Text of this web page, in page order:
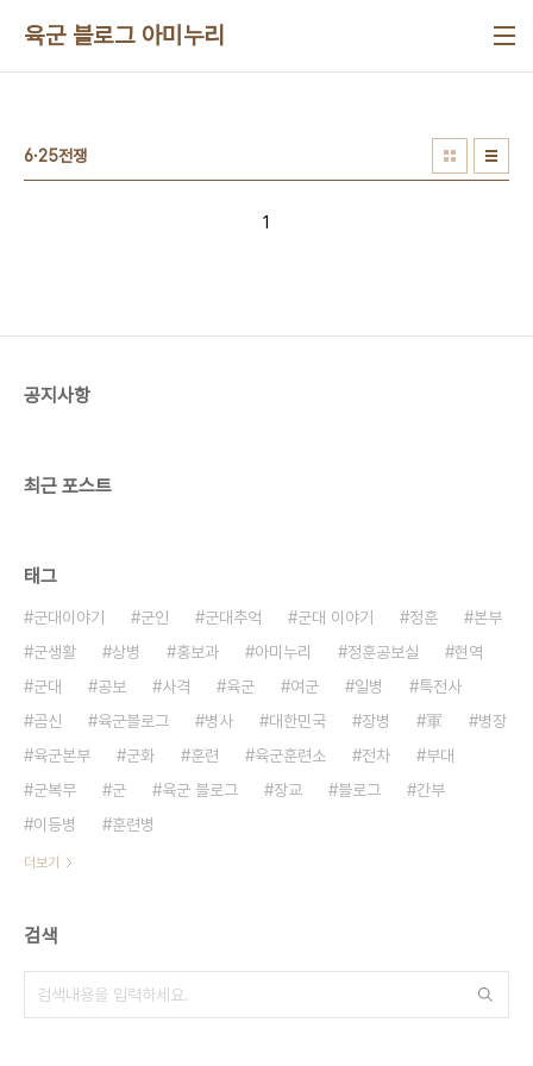
육군 블로그 아미누리
6·25전쟁
1
공지사항
최근 포스트
태그
군대이야기 군인 군대추억 군대 이야기 정훈
본부
군생활
상병 홍보과 아미누리 정훈공보실
현역
군대
공보 사격 육군 여군 일병
특전사
곰신
육군블로그 병사 대한민국 장병 軍
병장
육군본부
군화 훈련 육군훈련소 전차
부대
군복무
군 육군 블로그 장교 블로그
간부
이등병
훈련병
더보기
검색